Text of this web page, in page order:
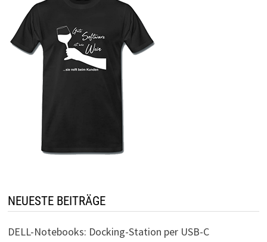
NEUESTE BEITRÄGE
DELL-Notebooks: Docking-Station per USB-C